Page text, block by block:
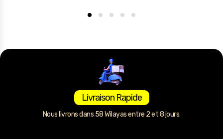
Livraison Rapide
Nous livrons dans 58 Wilayas entre 2 et 8 jours.